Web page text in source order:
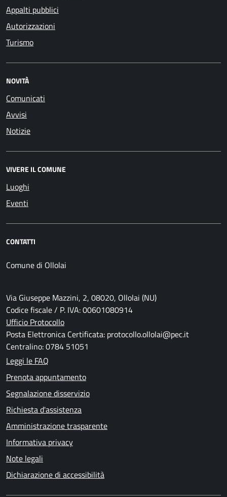
Appalti pubblici
Autorizzazioni
Turismo
NOVITÀ
Comunicati
Avvisi
Notizie
VIVERE IL COMUNE
Luoghi
Eventi
CONTATTI
Comune di Ollolai
Via Giuseppe Mazzini, 2, 08020, Ollolai (NU)
Codice fiscale / P. IVA: 00601080914
Ufficio Protocollo
Posta Elettronica Certificata: protocollo.ollolai@pec.it
Centralino: 0784 51051
Leggi le FAQ
Prenota appuntamento
Segnalazione disservizio
Richiesta d'assistenza
Amministrazione trasparente
Informativa privacy
Note legali
Dichiarazione di accessibilità